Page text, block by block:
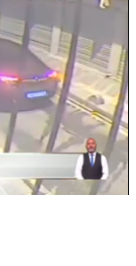
Oynatma
Hızı